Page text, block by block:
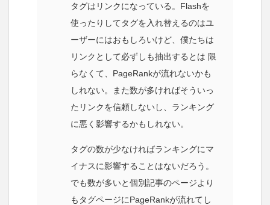
タグはリンクになっている。Flashを
使ったりしてタグを入れ替えるのはユ
ーザーにはおもしろいけど、僕たちは
リンクとして必ずしも抽出するとは 限
らなくて、PageRankが流れないかも
しれない。また数が多ければそういっ
たリンクを信頼しないし、ランキング
に悪く影響するかもしれない。
タグの数が少なければランキングにマ
イナスに影響することはないだろう。
でも数が多いと個別記事のページより
もタグページにPageRankが流れてし